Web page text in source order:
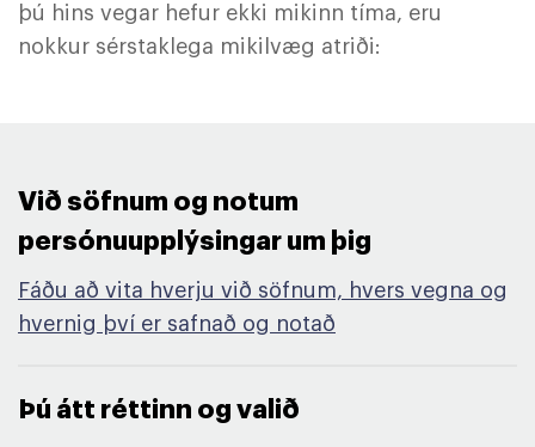
þú hins vegar hefur ekki mikinn tíma, eru
nokkur sérstaklega mikilvæg atriði:
Við söfnum og notum
persónuupplýsingar um þig​
Fáðu að vita hverju við söfnum, hvers vegna og
hvernig því er safnað og notað
Þú átt réttinn og valið​